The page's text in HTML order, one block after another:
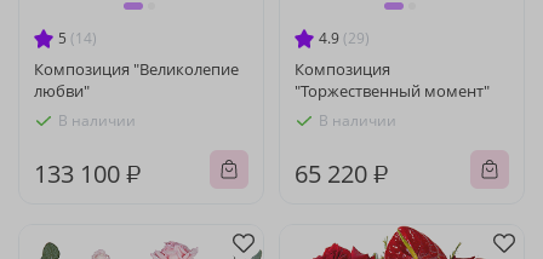
5 (14)
Композиция "Великолепие
любви"
В наличии
133 100 ₽
4.9 (29)
Композиция
"Торжественный момент"
В наличии
65 220 ₽